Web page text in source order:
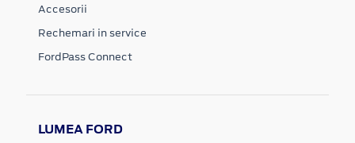
Accesorii
Rechemari in service
FordPass Connect
LUMEA FORD